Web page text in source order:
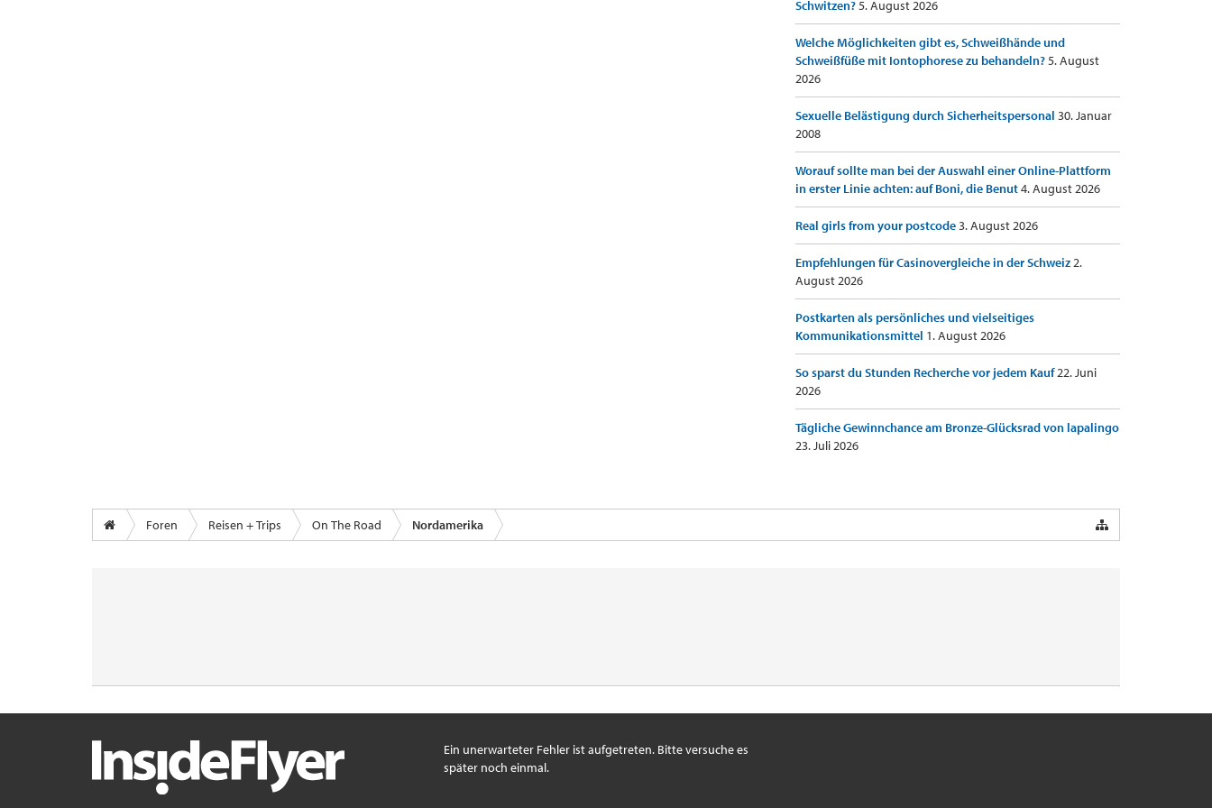
Schwitzen?5. August 2026
Welche Möglichkeiten gibt es, Schweißhände und
Schweißfüße mit Iontophorese zu behandeln?5. August
2026
Sexuelle Belästigung durch Sicherheitspersonal 30. Januar
2008
Worauf sollte man bei der Auswahl einer Online-Plattform
in erster Linie achten: auf Boni, die Benut4. August 2026
Real girls from your postcode3. August 2026
Empfehlungen für Casinovergleiche in der Schweiz2.
August 2026
Postkarten als persönliches und vielseitiges
Kommunikationsmittel 1. August 2026
So sparst du Stunden Recherche vor jedem Kauf22. Juni
2026
Tägliche Gewinnchance am Bronze-Glücksrad von lapalingo
23. Juli 2026
Foren Reisen + Trips On The Road Nordamerika
Ein unerwarteter Fehler ist aufgetreten. Bitte versuche es
später noch einmal.